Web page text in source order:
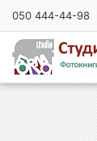
050 444-44-98
Показать меню